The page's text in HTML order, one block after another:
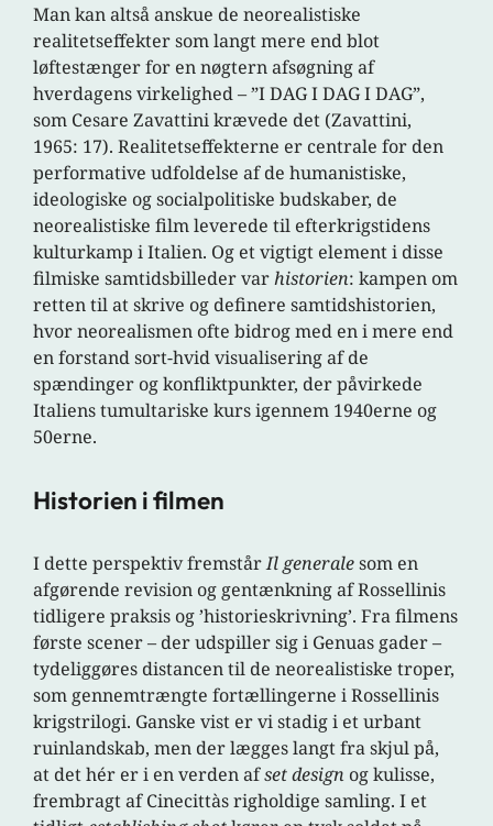
Man kan altså anskue de neorealistiske
realitetseffekter som langt mere end blot
løftestænger for en nøgtern afsøgning af
hverdagens virkelighed – ”I DAG I DAG I DAG”,
som Cesare Zavattini krævede det (Zavattini,
1965: 17). Realitetseffekterne er centrale for den
performative udfoldelse af de humanistiske,
ideologiske og socialpolitiske budskaber, de
neorealistiske film leverede til efterkrigstidens
kulturkamp i Italien. Og et vigtigt element i disse
filmiske samtidsbilleder varhistorien: kampen om
retten til at skrive og definere samtidshistorien,
hvor neorealismen ofte bidrog med en i mere end
en forstand sort-hvid visualisering af de
spændinger og konfliktpunkter, der påvirkede
Italiens tumultariske kurs igennem 1940erne og
50erne.
Historien i filmen
I dette perspektiv fremstårIl generalesom en
afgørende revision og gentænkning af Rossellinis
tidligere praksis og ’historieskrivning’. Fra filmens
første scener – der udspiller sig i Genuas gader –
tydeliggøres distancen til de neorealistiske troper,
som gennemtrængte fortællingerne i Rossellinis
krigstrilogi. Ganske vist er vi stadig i et urbant
ruinlandskab, men der lægges langt fra skjul på,
at det hér er i en verden afset design og kulisse,
frembragt af Cinecittàs righoldige samling. I et